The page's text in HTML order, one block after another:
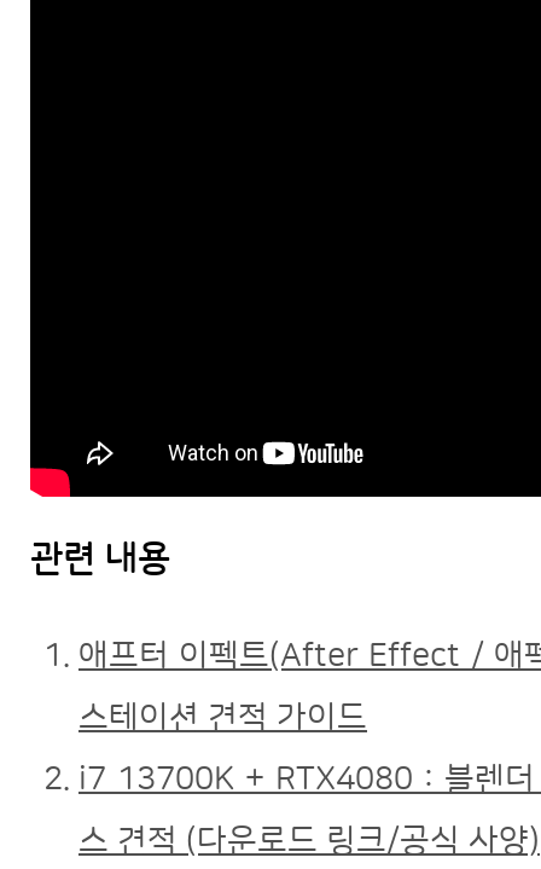
관련 내용
애프터 이펙트(After Effect / 애
스테이션 견적 가이드
i7 13700K + RTX4080 : 블렌
스 견적 (다운로드 링크/공식 사양)